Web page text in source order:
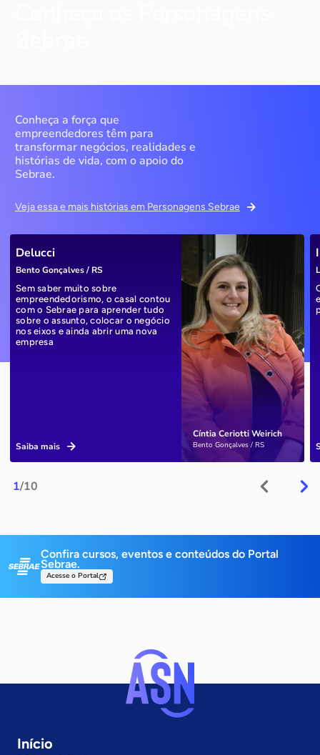
Conheça a força que
empreendedores têm para
transformar negócios, realidades e
histórias de vida, com o apoio do
Sebrae.
Veja essa e mais histórias em Personagens Sebrae
1/10
Cíntia Ceriotti Weirich
Bento Gonçalves / RS
Delucci
Bento Gonçalves / RS
Sem saber muito sobre
empreendedorismo, o casal contou
com o Sebrae para aprender tudo
sobre o assunto, colocar o negócio
nos eixos e ainda abrir uma nova
empresa
Saiba mais
Confira cursos, eventos e conteúdos do Portal
Sebrae.
Acesse o Portal
Início